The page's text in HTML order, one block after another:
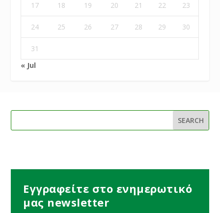
17 18 19 20 21 22 23
24 25 26 27 28 29 30
31
« Jul
Εγγραφείτε στο ενημερωτικό
μας newsletter